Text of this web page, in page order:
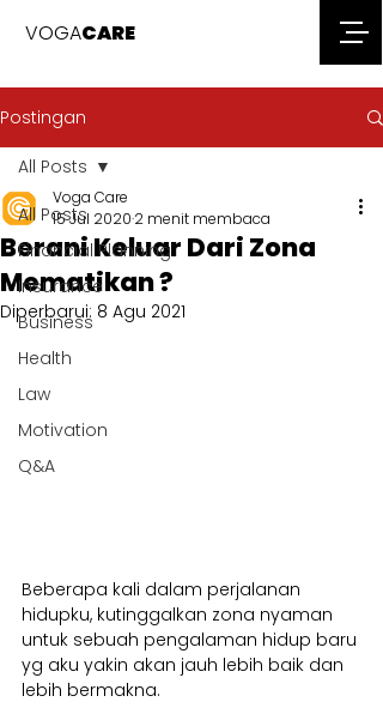
VOGACARE
Postingan
All Posts
Financial Planning
Insurance
Business
Health
Law
Motivation
Q&A
All Posts
Berani Keluar Dari Zona
Mematikan ?
Voga Care
15 Jul 2020 2 menit membaca
Diperbarui: 8 Agu 2021
Beberapa kali dalam perjalanan
hidupku, kutinggalkan zona nyaman
untuk sebuah pengalaman hidup baru
yg aku yakin akan jauh lebih baik dan
lebih bermakna.